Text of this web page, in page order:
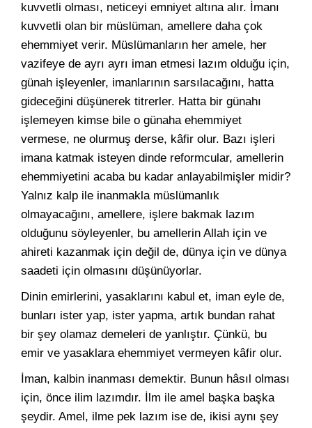
kuvvetli olması, neticeyi emniyet altına alır. İmanı
kuvvetli olan bir müslüman, amellere daha çok
ehemmiyet verir. Müslümanların her amele, her
vazifeye de ayrı ayrı iman etmesi lazım olduğu için,
günah işleyenler, imanlarının sarsılacağını, hatta
gideceğini düşünerek titrerler. Hatta bir günahı
işlemeyen kimse bile o günaha ehemmiyet
vermese, ne olurmuş derse, kâfir olur. Bazı işleri
imana katmak isteyen dinde reformcular, amellerin
ehemmiyetini acaba bu kadar anlayabilmişler midir?
Yalnız kalp ile inanmakla müslümanlık
olmayacağını, amellere, işlere bakmak lazım
olduğunu söyleyenler, bu amellerin Allah için ve
ahireti kazanmak için değil de, dünya için ve dünya
saadeti için olmasını düşünüyorlar.
Dinin emirlerini, yasaklarını kabul et, iman eyle de,
bunları ister yap, ister yapma, artık bundan rahat
bir şey olamaz demeleri de yanlıştır. Çünkü, bu
emir ve yasaklara ehemmiyet vermeyen kâfir olur.
İman, kalbin inanması demektir. Bunun hâsıl olması
için, önce ilim lazımdır. İlm ile amel başka başka
şeydir. Amel, ilme pek lazım ise de, ikisi aynı şey